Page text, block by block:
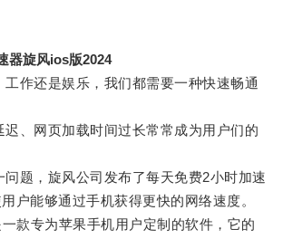
器旋风ios版2024
还是娱乐，我们都需要一种快速畅通
网页加载时间过长常常成为用户们的
，旋风公司发布了每天免费2小时加速
户能够通过手机获得更快的网络速度。
专为苹果手机用户定制的软件，它的